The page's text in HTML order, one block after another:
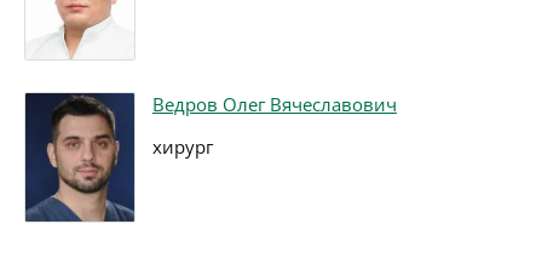
Ведров Олег Вячеславович
хирург